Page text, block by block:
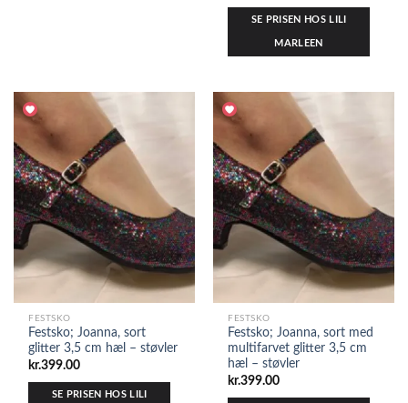
SE PRISEN HOS LILI
MARLEEN
FESTSKO
Festsko; Joanna, sort
glitter 3,5 cm hæl – støvler
kr.399.00
SE PRISEN HOS LILI
FESTSKO
Festsko; Joanna, sort med
multifarvet glitter 3,5 cm
hæl – støvler
kr.399.00